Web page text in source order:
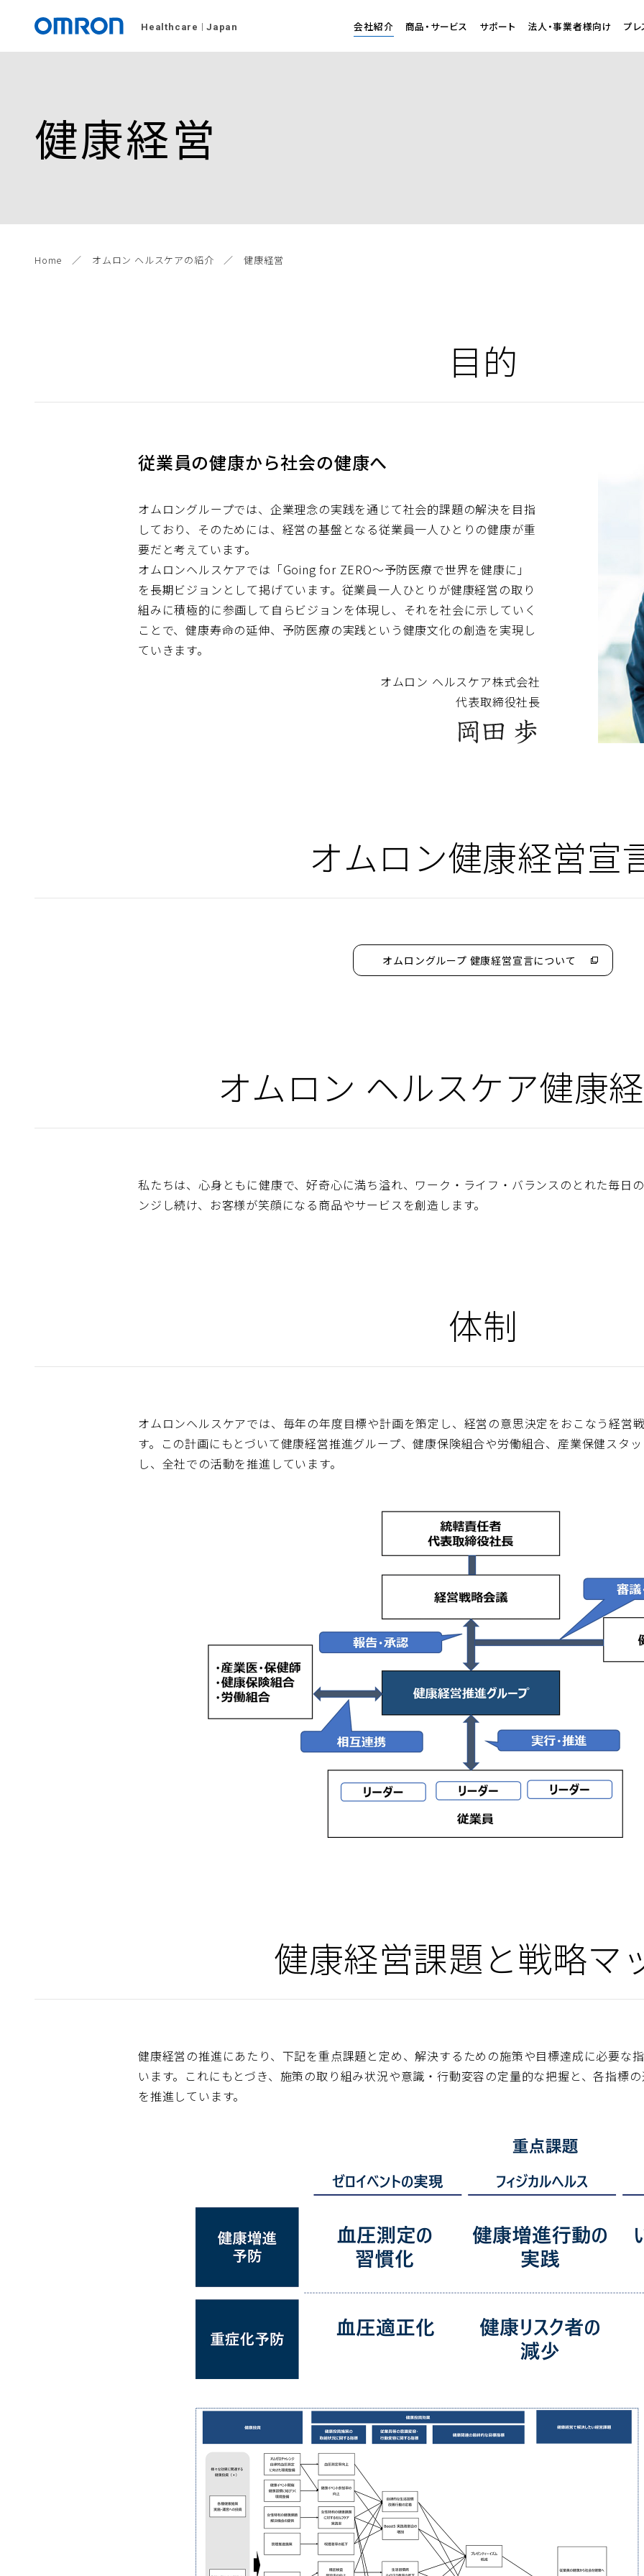
Healthcare Japan 会社紹介 商品・サービス サポート 法人・事業者様向け プ
健康経営
Home オムロン ヘルスケアの紹介 健康経営
目的
従業員の健康から社会の健康へ
オムロングループでは、企業理念の実践を通じて社会的課題の解決を目指
しており、そのためには、経営の基盤となる従業員一人ひとりの健康が重
要だと考えています。
オムロンヘルスケアでは「Going for ZERO〜予防医療で世界を健康に」
を長期ビジョンとして掲げています。従業員一人ひとりが健康経営の取り
組みに積極的に参画して自らビジョンを体現し、それを社会に示していく
ことで、健康寿命の延伸、予防医療の実践という健康文化の創造を実現し
ていきます。
オムロン ヘルスケア株式会社
代表取締役社長
オムロン健康経営宣
オムロングループ 健康経営宣言について
（別
ウ
オムロン ヘルスケア健康
私たちは、心身ともに健康で、好奇心に満ち溢れ、ワーク・ライフ・バランスのとれた毎日
ンジし続け、お客様が笑顔になる商品やサービスを創造します。
体制
オムロンヘルスケアでは、毎年の年度目標や計画を策定し、経営の意思決定をおこなう経営
す。この計画にもとづいて健康経営推進グループ、健康保険組合や労働組合、産業保健スタ
し、全社での活動を推進しています。
健康経営課題と戦略マ
健康経営の推進にあたり、下記を重点課題と定め、解決するための施策や目標達成に必要な
います。これにもとづき、施策の取り組み状況や意識・行動変容の定量的な把握と、各指標
を推進しています。